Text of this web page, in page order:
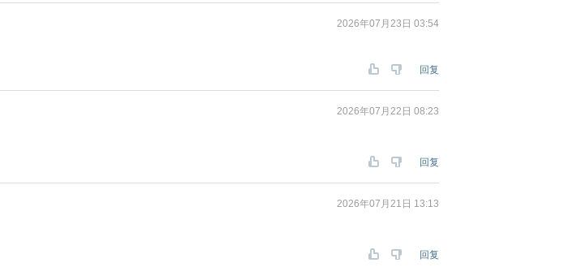
2026年07月23日 03:54
回复
2026年07月22日 08:23
回复
2026年07月21日 13:13
回复